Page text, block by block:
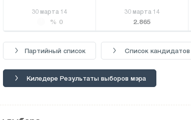
30 марта 14
% 0
30 марта 14
2.865
Партийный список Список
Киледере Результаты выборов мэра